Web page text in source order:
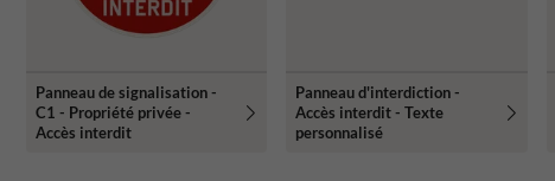
Panneau de signalisation -
C1 - Propriété privée -
Accès interdit
Panneau d'interdiction -
Accès interdit - Texte
personnalisé